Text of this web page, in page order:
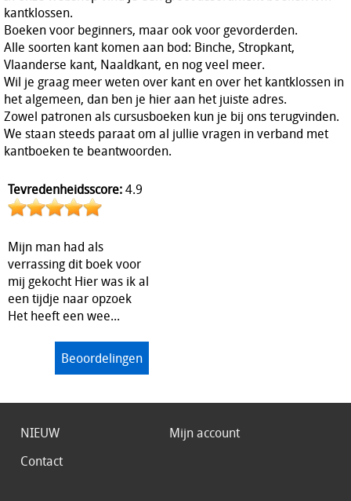
kantklossen.
Boeken voor beginners, maar ook voor gevorderden.
Alle soorten kant komen aan bod: Binche, Stropkant,
Vlaanderse kant, Naaldkant, en nog veel meer.
Wil je graag meer weten over kant en over het kantklossen in
het algemeen, dan ben je hier aan het juiste adres.
Zowel patronen als cursusboeken kun je bij ons terugvinden.
We staan steeds paraat om al jullie vragen in verband met
kantboeken te beantwoorden.
Tevredenheidsscore:4.9
Mijn man had als
verrassing dit boek voor
mij gekocht Hier was ik al
een tijdje naar opzoek
Het heeft een wee...
Beoordelingen
NIEUW
Mijn account
Contact